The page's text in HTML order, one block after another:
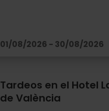
01/08/2026 - 30/08/2026
Tardeos en el Hotel
de València